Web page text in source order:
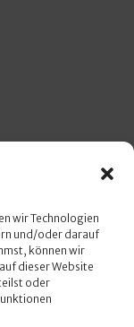
wir Technologien
und/oder darauf
können wir
dieser Website
oder
Lahn